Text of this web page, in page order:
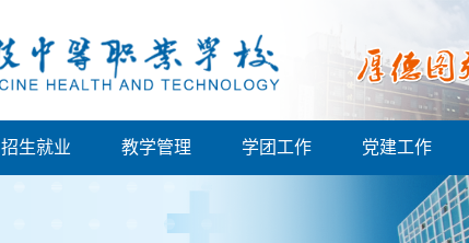
招生就业 教学管理 学团工作 党建工作